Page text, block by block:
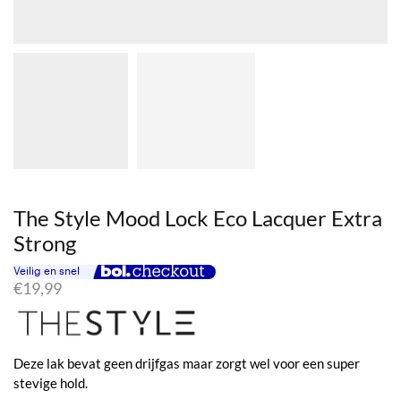
The Style Mood Lock Eco Lacquer Extra
Strong
€19,99
Deze lak bevat geen drijfgas maar zorgt wel voor een super
stevige hold.